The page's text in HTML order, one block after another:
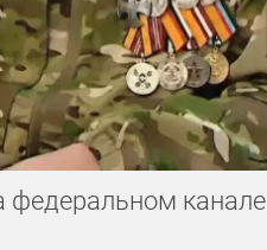
федеральном канале